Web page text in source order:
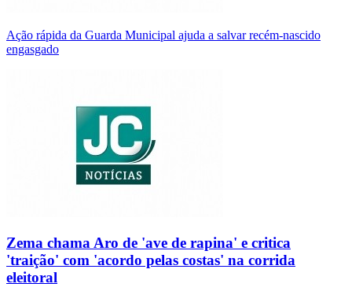
Ação rápida da Guarda Municipal ajuda a salvar recém-nascido
engasgado
Zema chama Aro de 'ave de rapina' e critica
'traição' com 'acordo pelas costas' na corrida
eleitoral